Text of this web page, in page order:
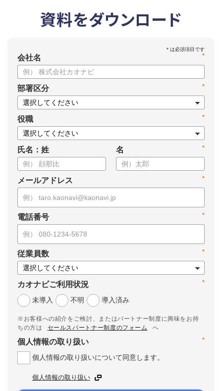
資料をダウンロード
*
会社名
*
部署区分
*
役職
氏名：姓 *
名
*
メールアドレス
*
電話番号
*
従業員数
*
カオナビご利用状況
未導入
不明 導入済み
※お客様への紹介をご検討、またはパートナー制度に興味をお持
ちの方は
セールスパートナー制度のフォーム
へ
*
個人情報の取り扱い
個人情報の取り扱いについて同意します。
個人情報の取り扱い